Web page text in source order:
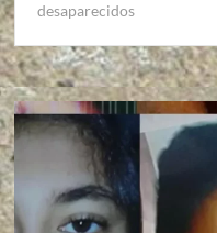
desaparecidos